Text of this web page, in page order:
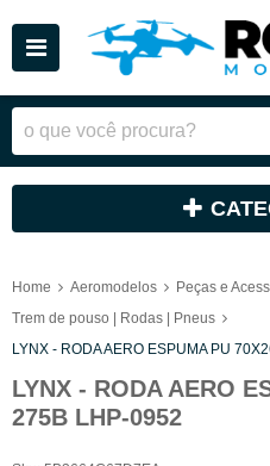
Home Aeromodelos
Peças e
Trem de pouso | Rodas | Pneus
LYNX - RODA AERO ESPUMA PU
LYNX - RODA AERO
275B LHP-0952